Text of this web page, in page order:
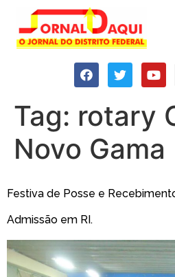
Tag: rotary
Novo Gama
Festiva de Posse e
Admissão em RI.